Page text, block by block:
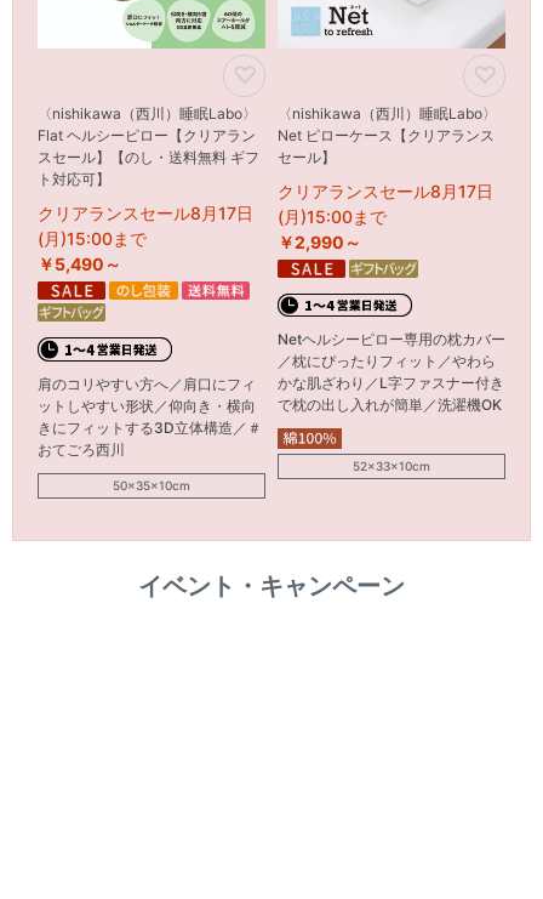
〈nishikawa（西川）睡眠Labo〉
Flat ヘルシーピロー【クリアラン
スセール】【のし・送料無料 ギフ
ト対応可】
クリアランスセール8月17日
(月)15:00まで
￥5,490～
肩のコリやすい方へ／肩口にフィ
ットしやすい形状／仰向き・横向
きにフィットする3D立体構造／＃
おてごろ西川
50×35×10cm
〈nishikawa（西川）睡眠Labo〉
Net ピローケース【クリアランス
セール】
クリアランスセール8月17日
(月)15:00まで
￥2,990～
Netヘルシーピロー専用の枕カバー
／枕にぴったりフィット／やわら
かな肌ざわり／L字ファスナー付き
で枕の出し入れが簡単／洗濯機OK
52×33×10cm
イベント・キャンペーン